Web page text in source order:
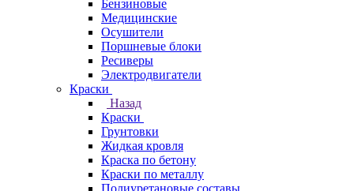
Бензиновые
Медицинские
Осушители
Поршневые блоки
Ресиверы
Электродвигатели
Краски
Назад
Краски
Грунтовки
Жидкая кровля
Краска по бетону
Краски по металлу
Полиуретановые составы